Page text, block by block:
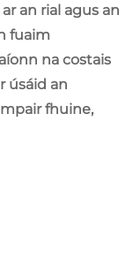
an rial agus an
fuaim
na costais
úsáid an
fhuine,